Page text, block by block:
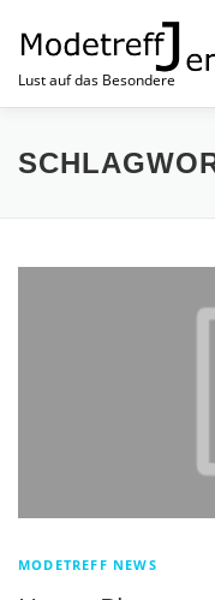
Lust auf das Besondere
NEUSTE MODE
MODETREFF NEWS